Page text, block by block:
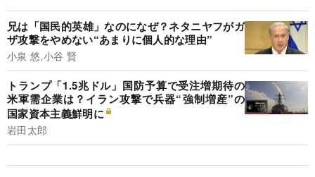
兄は「国民的英雄」なのになぜ？ネタニヤフがガ
ザ攻撃をやめない“あまりに個人的な理由”
小泉 悠,小谷 賢
トランプ「1.5兆ドル」国防予算で受注増期待の
米軍需企業は？イラン攻撃で兵器“強制増産”の
国家資本主義鮮明に
岩田太郎